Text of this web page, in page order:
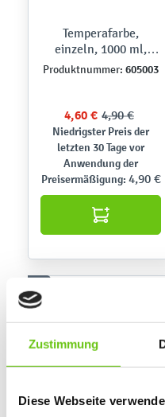
Zustimmung
Diese Webseite
Temperafarbe,
einzeln, 1000 ml,
hellrot
Produktnummer: 605003
4,60 € 4,90 €
Niedrigster Preis der
letzten 30 Tage vor
Anwendung der
Preisermäßigung: 4,90 €
%